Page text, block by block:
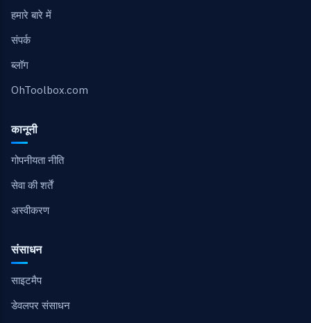
हमारे बारे में
संपर्क
ब्लॉग
OhToolbox.com
कानूनी
गोपनीयता नीति
सेवा की शर्तें
अस्वीकरण
संसाधन
साइटमैप
डेवलपर संसाधन